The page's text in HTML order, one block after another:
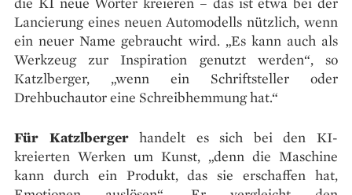
Lancierung eines neuen Automodells nützlich, wenn
ein neuer Name gebraucht wird. „Es kann auch als
Werkzeug zur Inspiration genutzt werden“, so
Katzlberger, „wenn ein Schriftsteller oder
Drehbuchautor eine Schreibhemmung hat.“
Für Katzlbergerhandelt es sich bei den KI-
kreierten Werken um Kunst, „denn die Maschine
kann durch ein Produkt, das sie erschaffen hat,